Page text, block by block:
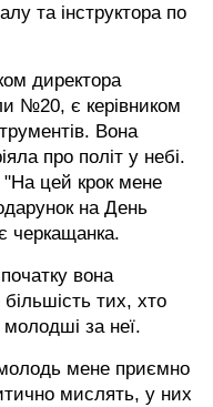
та інструктора по
директора
№20, є керівником
Вона
про політ у небі.
цей крок мене
на День
черкащанка.
вона
тих, хто
за неї.
мене приємно
мислять, у них